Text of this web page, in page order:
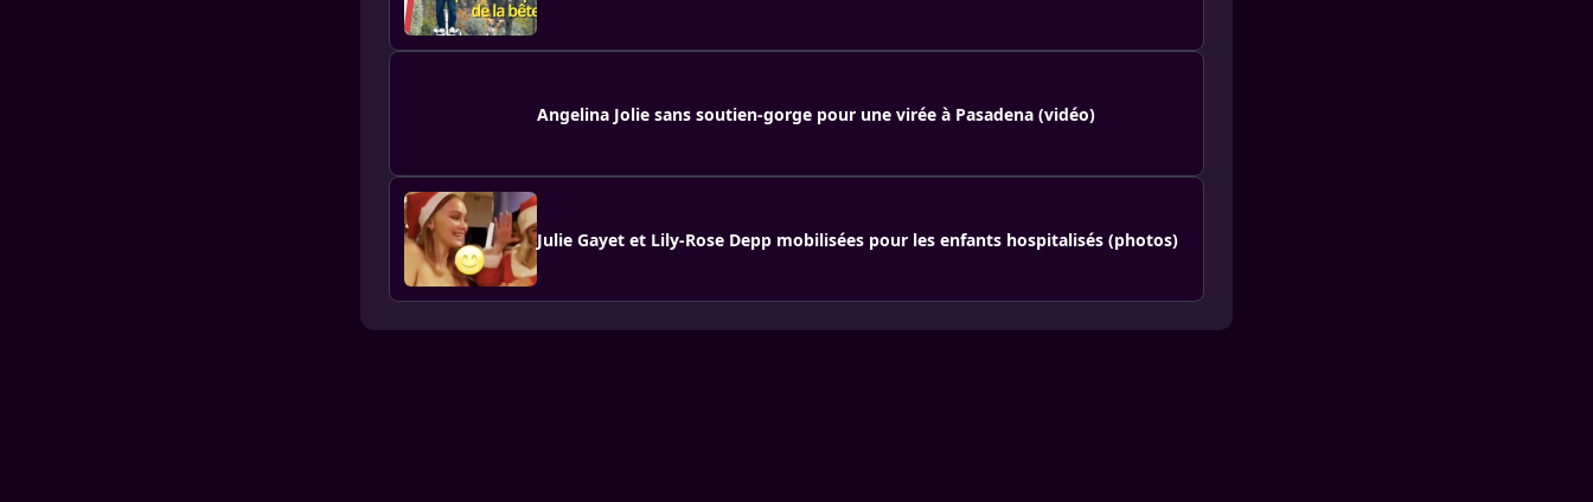
Angelina Jolie sans soutien-gorge pour une virée à Pasadena (vidéo)
Julie Gayet et Lily-Rose Depp mobilisées pour les enfants hospitalisés (photos)